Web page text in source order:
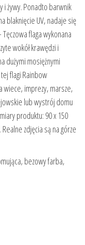
żywy. Ponadto barwnik
blaknięcie UV, nadaje się
Tęczowa flaga wykonana
wokół krawędzi i
dużymi mosiężnymi
flagi Rainbow
wiece, imprezy, marsze,
lub wystrój domu
produktu: 90 x 150
zdjęcia są na górze
bezowy farba,